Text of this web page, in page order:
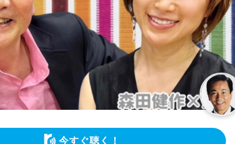
今すぐ聴く！